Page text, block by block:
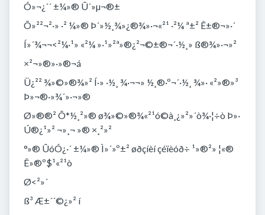
Ó»¬¿´´ ±¼»® Û´»µ¬®±
Õ»²²¬²·­­» ·² ¼»® Þ´»½¸¾»¿®¾»·¬«²¹ ­·²¼ ª±² Ê±®¬»·´
Í»´¾­¬­¬<²¼·¹»­ «²¼ »·¹»²ª»®¿²¬©±®¬´·½¸»­ ß®¾»·¬»²
×²¬»®»­­·»®¬á
Ü¿²² ¾»©»®¾»² Í·» ­·½¸ ¾·¬¬» ­½¸®·º¬´·½¸ ¾»· «²­»®»³
Þ»¬®·»¾­´»·¬»®
Ø»®®² Ô*½¸²»® ø¾»©»®¾«²¹ó©à¸¿»²»´ò¾·¦÷ò Þ»·
Ú®¿¹»² ­¬»¸¬ »® ×¸²»²
°»® ÛóÓ¿·´ ±¼»® Ì»´»º±² øðçíèí çéïèóð÷ ¹»®²» ¦«®
Ê»®º$¹«²¹ò
Ø<²»´
ß³ Æ±´´©¿­»² í